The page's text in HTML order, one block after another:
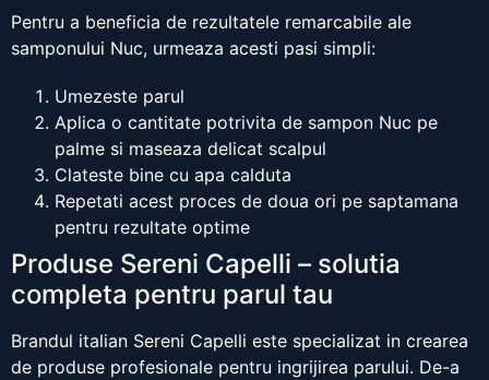
Pentru a beneficia de rezultatele remarcabile ale
samponului Nuc, urmeaza acesti pasi simpli:
Umezeste parul
Aplica o cantitate potrivita de sampon Nuc pe
palme si maseaza delicat scalpul
Clateste bine cu apa calduta
Repetati acest proces de doua ori pe saptamana
pentru rezultate optime
Produse Sereni Capelli – solutia
completa pentru parul tau
Brandul italian Sereni Capelli este specializat in crearea
de produse profesionale pentru ingrijirea parului. De-a